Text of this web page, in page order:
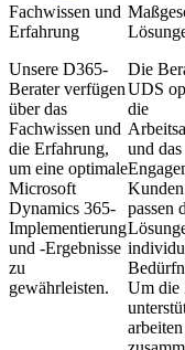
Fachwissen und
Erfahrung
Unsere D365-
Berater verfügen
über das
Fachwissen und
die Erfahrung,
um eine optimale
Microsoft
Dynamics 365-
Implementierung
und -Ergebnisse
zu
gewährleisten.
Die
UDS
die
und das
passen
Um die